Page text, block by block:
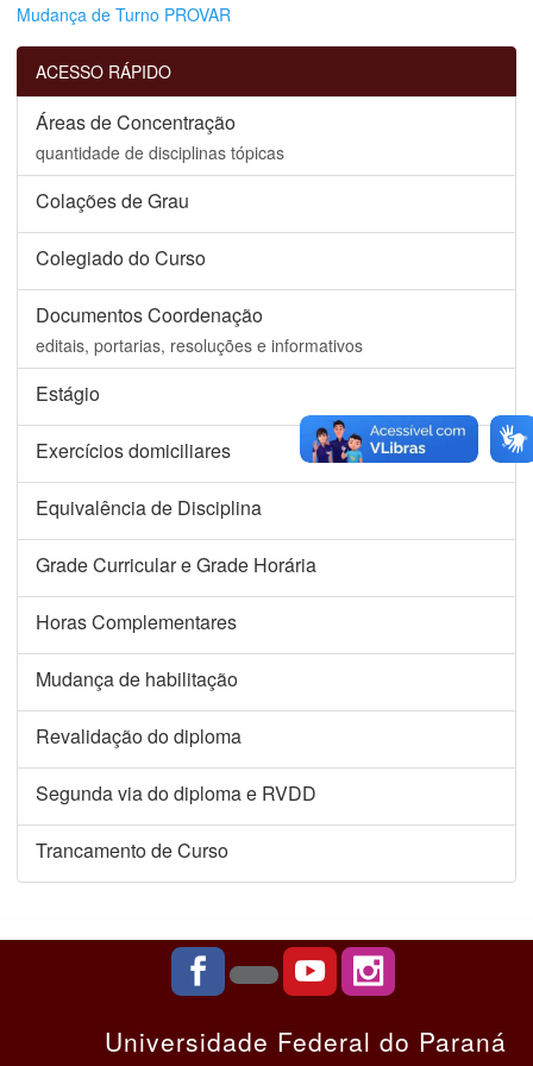
Mudança de Turno PROVAR
ACESSO RÁPIDO
Áreas de Concentração
quantidade de disciplinas tópicas
Colações de Grau
Colegiado do Curso
Documentos Coordenação
editais, portarias, resoluções e informativos
Estágio
Exercícios domiciliares
Equivalência de Disciplina
Grade Curricular e Grade Horária
Horas Complementares
Mudança de habilitação
Revalidação do diploma
Segunda via do diploma e RVDD
Trancamento de Curso
Universidade Federal do Paraná